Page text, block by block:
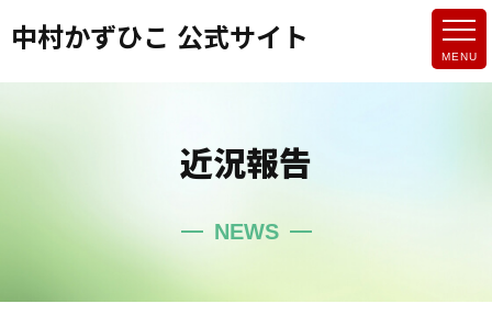
中村かずひこ 公式サイト
近況報告
NEWS